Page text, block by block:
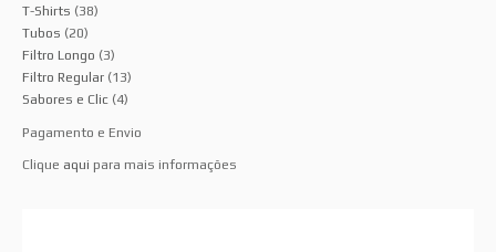
T-Shirts (38)
Tubos (20)
Filtro Longo (3)
Filtro Regular (13)
Sabores e Clic (4)
Pagamento e Envio
Clique aqui para mais informações